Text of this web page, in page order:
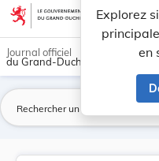
Aller au contenu Explorez
en
Journal officiel
du Grand-Duché de Luxembourg